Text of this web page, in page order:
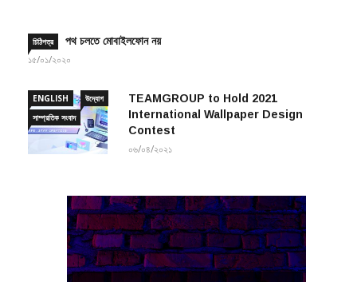
চিঠিপত্র পথ চলতে মোবাইলফোন নয়
১৫/০১/২০২০
ENGLISH
উদ্যোগ
সাম্প্রতিক সংবাদ
TEAMGROUP to Hold 2021
International Wallpaper Design
Contest
০৬/০৪/২০২১